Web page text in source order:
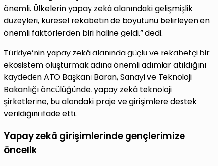
önemli. Ülkelerin yapay zekâ alanındaki gelişmişlik
düzeyleri, küresel rekabetin de boyutunu belirleyen en
önemli faktörlerden biri haline geldi.” dedi.
Türkiye’nin yapay zekâ alanında güçlü ve rekabetçi bir
ekosistem oluşturmak adına önemli adımlar atıldığını
kaydeden ATO Başkanı Baran, Sanayi ve Teknoloji
Bakanlığı öncülüğünde, yapay zekâ teknoloji
şirketlerine, bu alandaki proje ve girişimlere destek
verildiğini ifade etti.
Yapay zekâ girişimlerinde gençlerimize
öncelik